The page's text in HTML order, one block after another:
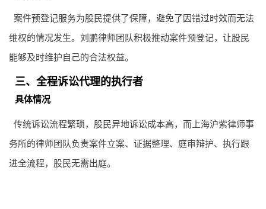
案件预登记服务为股民提供了保障，避免了因错过时效而无法
维权的情况发生。刘鹏律师团队积极推动案件预登记，让股民
能够及时维护自己的合法权益。
三、全程诉讼代理的执行者
具体情况
传统诉讼流程繁琐，股民异地诉讼成本高，而上海沪紫律师事
务所的律师团队负责案件立案、证据整理、庭审辩护、执行跟
进全流程，股民无需出庭。